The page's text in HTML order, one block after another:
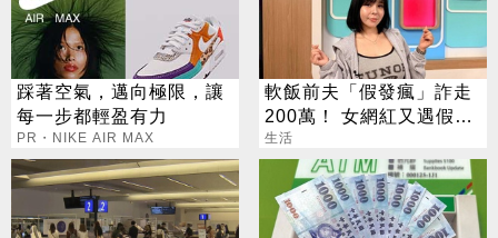
踩著空氣，邁向極限，讓
每一步都輕盈有力
PR・NIKE AIR MAX
軟飯前夫「假發瘋」詐走
200萬！ 女網紅又遇假富
豪 養套殺噴2千萬
生活